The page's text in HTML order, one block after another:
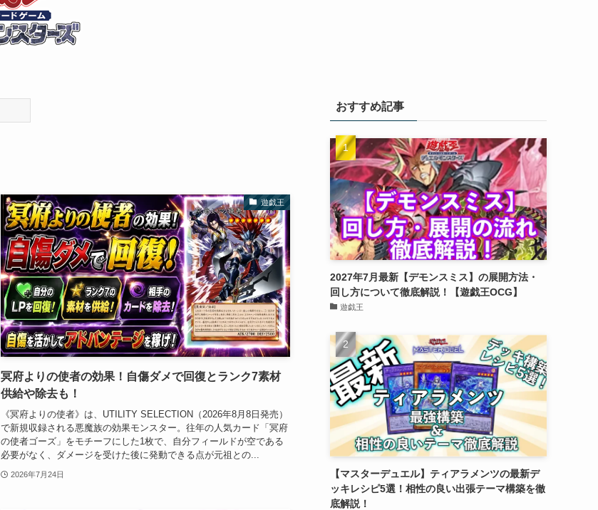
遊戯王
冥府よりの使者の効果！自傷ダメで回復とランク7素材
供給や除去も！
《冥府よりの使者》は、UTILITY SELECTION（2026年8月8日発売）
で新規収録される悪魔族の効果モンスター。往年の人気カード「冥府
の使者ゴーズ」をモチーフにした1枚で、自分フィールドが空である
必要がなく、ダメージを受けた後に発動できる点が元祖との...
2026年7月24日
おすすめ記事
2027年7月最新【デモンスミス】の展開方法・
回し方について徹底解説！【遊戯王OCG】
遊戯王
【マスターデュエル】ティアラメンツの最新デ
ッキレシピ5選！相性の良い出張テーマ構築を徹
底解説！